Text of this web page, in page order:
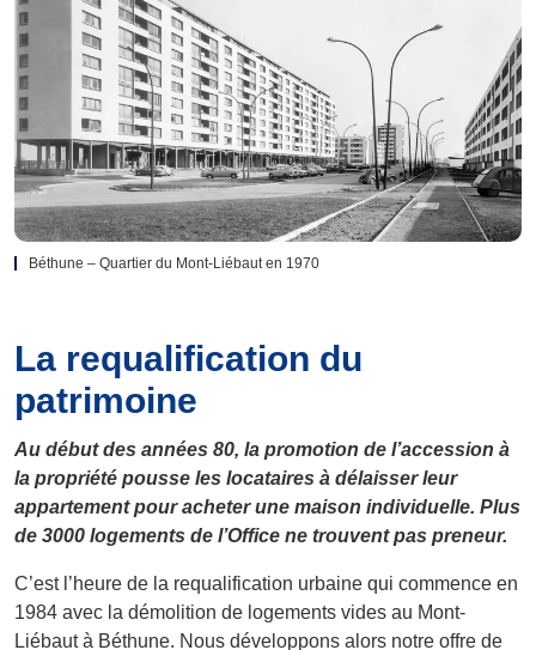
Béthune – Quartier du Mont-Liébaut en 1970
La requalification du
patrimoine
Au début des années 80, la promotion de l’accession à
la propriété pousse les locataires à délaisser leur
appartement pour acheter une maison individuelle. Plus
de 3000 logements de l’Office ne trouvent pas preneur.
C’est l’heure de la requalification urbaine qui commence en
1984 avec la démolition de logements vides au Mont-
Liébaut à Béthune. Nous développons alors notre offre de